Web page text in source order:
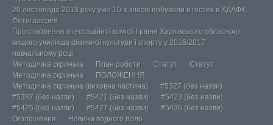
20 листопада 2013 року учні 10-х класів побували в гостях в ХДАФК.
Фотогалерея
Про створення атестаційної комісії І рівня Харківського обласного
вищого училища фізичної культури і спорту у 2016/2017
навчальному році
Методична скринька
План роботи Статут
Статут
Методична скринька
ПОЛОЖЕННЯ
Методична скринька (виховна частина)
#5327 (без назви)
#5387 (без назви)
#5421 (без назви)
#5423 (без назви)
#5425 (без назви)
#5427 (без назви)
#5436 (без назви)
Оголошення
Новини водного поло